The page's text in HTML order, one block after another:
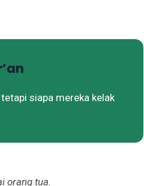
siapa mereka kelak
orang tua.